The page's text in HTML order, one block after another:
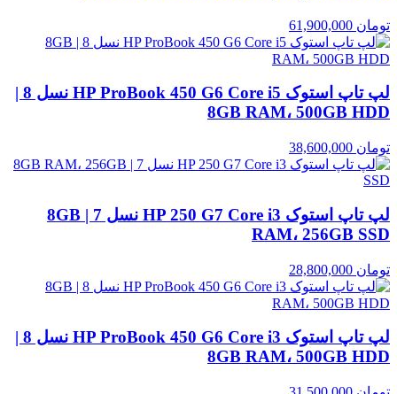
تومان
لپ تاپ استوک HP ProBook 450 G6 Core i5 نسل 8 |
8GB RAM، 500GB HDD
تومان
لپ تاپ استوک HP 250 G7 Core i3 نسل 7 | 8GB
RAM، 256GB SSD
تومان
لپ تاپ استوک HP ProBook 450 G6 Core i3 نسل 8 |
8GB RAM، 500GB HDD